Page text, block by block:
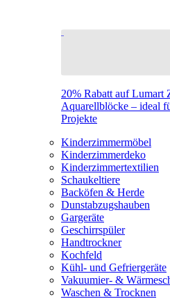
20% Rabatt auf Lumart
Aquarellblöcke – ideal
Projekte
Kinderzimmermöbel
Kinderzimmerdeko
Kinderzimmertextilien
Schaukeltiere
Backöfen & Herde
Dunstabzugshauben
Gargeräte
Geschirrspüler
Handtrockner
Kochfeld
Kühl- und Gefriergeräte
Vakuumier- &
Waschen & Trocknen